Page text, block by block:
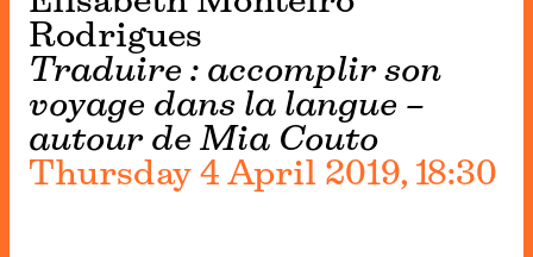
Rodrigues
Traduire : accomplir son
voyage dans la langue –
autour de Mia Couto
Thursday 4 April 2019, 18:30